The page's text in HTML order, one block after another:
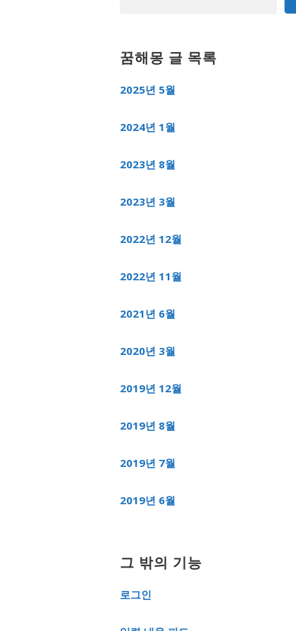
꿈해몽 글 목록
2025년 5월
2024년 1월
2023년 8월
2023년 3월
2022년 12월
2022년 11월
2021년 6월
2020년 3월
2019년 12월
2019년 8월
2019년 7월
2019년 6월
그 밖의 기능
로그인